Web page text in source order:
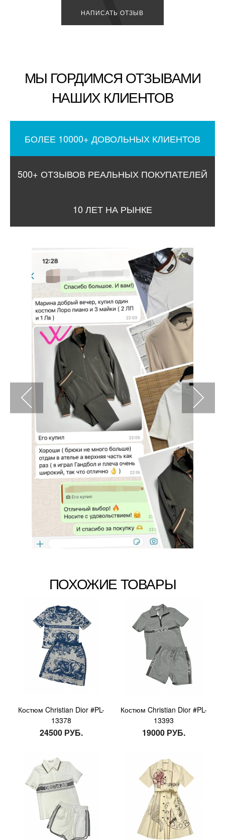
НАПИСАТЬ ОТЗЫВ
МЫ ГОРДИМСЯ ОТЗЫВАМИ
НАШИХ КЛИЕНТОВ
БОЛЕЕ 10000+ ДОВОЛЬНЫХ КЛИЕНТОВ
500+ ОТЗЫВОВ РЕАЛЬНЫХ ПОКУПАТЕЛЕЙ
10 ЛЕТ НА РЫНКЕ
ПОХОЖИЕ ТОВАРЫ
Костюм Christian Dior #PL-
13378
24500 РУБ.
Костюм Christian Dior #PL-
13393
19000 РУБ.